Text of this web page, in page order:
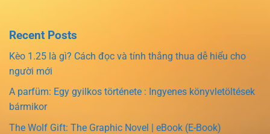
Recent Posts
Kèo 1.25 là gì? Cách đọc và tính thắng thua dễ hiểu cho
người mới
A parfüm: Egy gyilkos története : Ingyenes könyvletöltések
bármikor
The Wolf Gift: The Graphic Novel | eBook (E-Book)